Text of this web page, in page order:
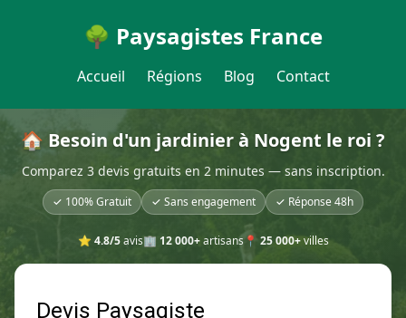
🌳 Paysagistes France
Accueil Régions Blog Contact
🏠 Besoin d'un jardinier à Nogent le roi ?
Comparez 3 devis gratuits en 2 minutes — sans inscription.
✓ 100% Gratuit ✓ Sans engagement ✓ Réponse 48h
⭐ 4.8/5avis🏢 12 000+artisans📍 25 000+villes